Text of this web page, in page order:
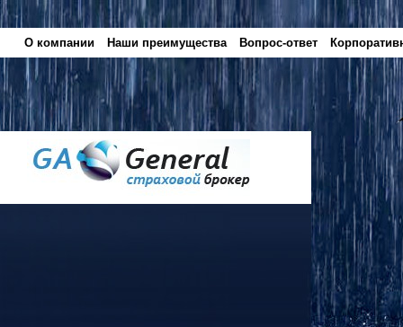
О компании Наши преимущества Вопрос-ответ